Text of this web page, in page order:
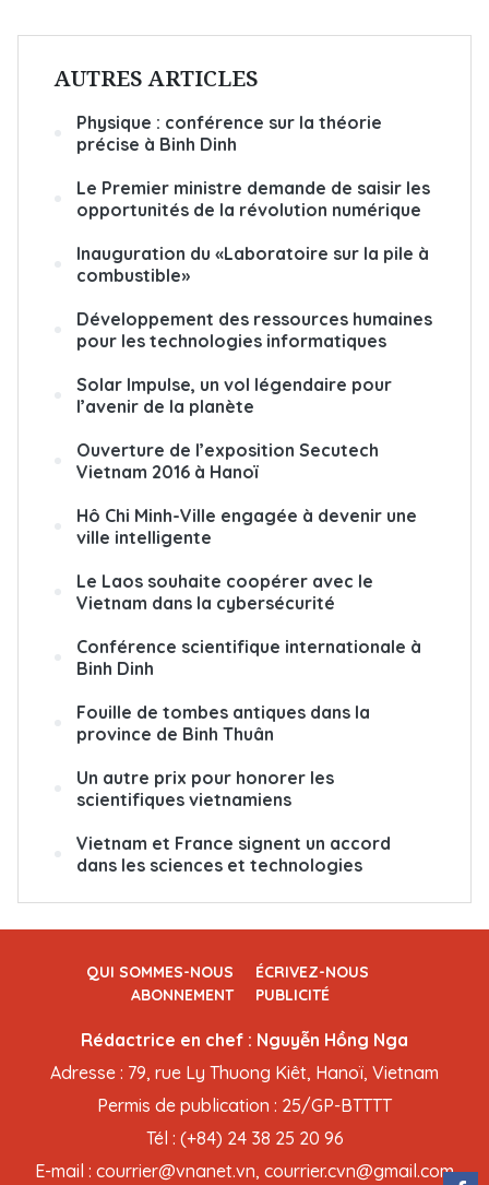
AUTRES ARTICLES
Physique : conférence sur la théorie
précise à Binh Dinh
Le Premier ministre demande de saisir les
opportunités de la révolution numérique
Inauguration du «Laboratoire sur la pile à
combustible»
Développement des ressources humaines
pour les technologies informatiques
Solar Impulse, un vol légendaire pour
l’avenir de la planète
Ouverture de l’exposition Secutech
Vietnam 2016 à Hanoï
Hô Chi Minh-Ville engagée à devenir une
ville intelligente
Le Laos souhaite coopérer avec le
Vietnam dans la cybersécurité
Conférence scientifique internationale à
Binh Dinh
Fouille de tombes antiques dans la
province de Binh Thuân
Un autre prix pour honorer les
scientifiques vietnamiens
Vietnam et France signent un accord
dans les sciences et technologies
QUI SOMMES-NOUS
ÉCRIVEZ-NOUS
ABONNEMENT
PUBLICITÉ
Rédactrice en chef : Nguyễn Hồng Nga
Adresse : 79, rue Ly Thuong Kiêt, Hanoï, Vietnam
Permis de publication : 25/GP-BTTTT
Tél : (+84) 24 38 25 20 96
E-mail : courrier@vnanet.vn, courrier.cvn@gmail.com